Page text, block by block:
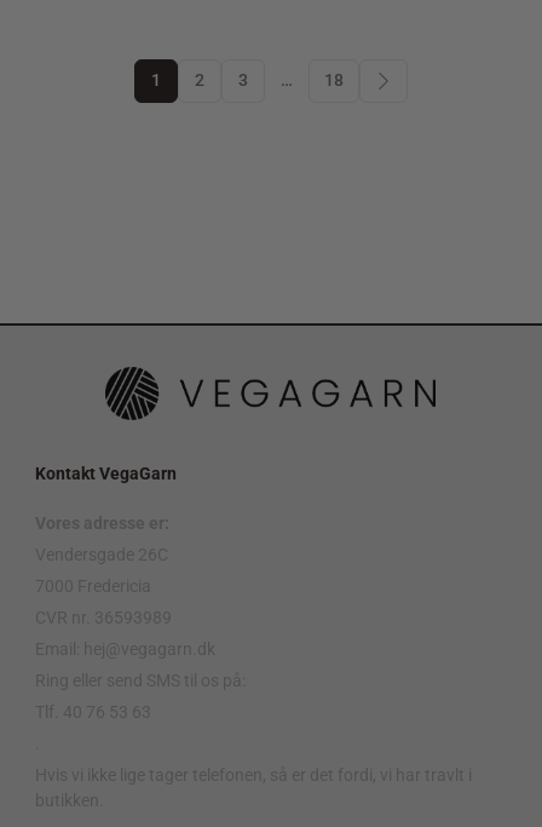
1 2 3 … 18
Kontakt VegaGarn
Vores adresse er:
Vendersgade 26C
7000 Fredericia
CVR nr. 36593989
Email: hej@vegagarn.dk
Ring eller send SMS til os på:
Tlf. 40 76 53 63
Hvis vi ikke lige tager telefonen, så er det fordi, vi har travlt i
butikken.